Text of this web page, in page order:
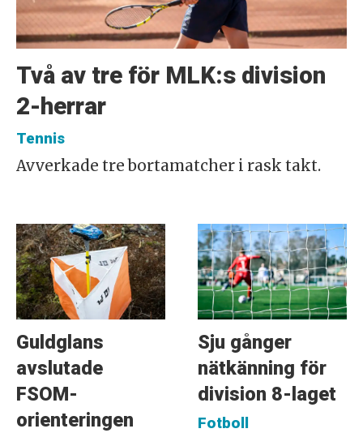
Två av tre för MLK:s division
2-herrar
Tennis
Avverkade tre bortamatcher i rask takt.
Guldglans
avslutade
FSOM-
orienteringen
Sju gånger
nätkänning för
division 8-laget
Fotboll